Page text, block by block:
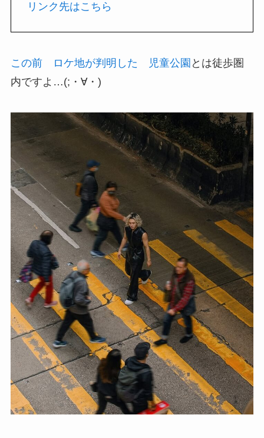
リンク先はこちら
この前 ロケ地が判明した 児童公園 とは徒歩圏
内ですよ…(;・∀・)